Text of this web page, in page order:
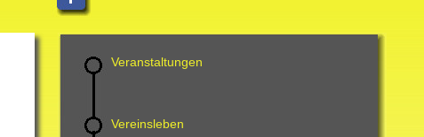
Veranstaltungen
Vereinsleben